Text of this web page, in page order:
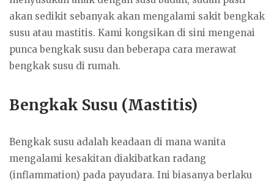
o
o
e
r
akan sedikit sebanyak akan mengalami sakit bengkak
susu atau mastitis. Kami kongsikan di sini mengenai
punca bengkak susu dan beberapa cara merawat
bengkak susu di rumah.
Bengkak Susu (Mastitis)
Bengkak susu adalah keadaan di mana wanita
mengalami kesakitan diakibatkan radang
(inflammation) pada payudara. Ini biasanya berlaku